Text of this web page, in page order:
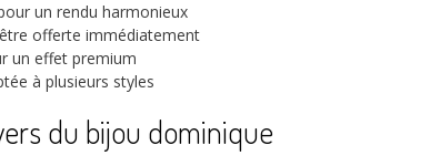
un rendu harmonieux
offerte immédiatement
un effet premium
à plusieurs styles
du bijou dominique